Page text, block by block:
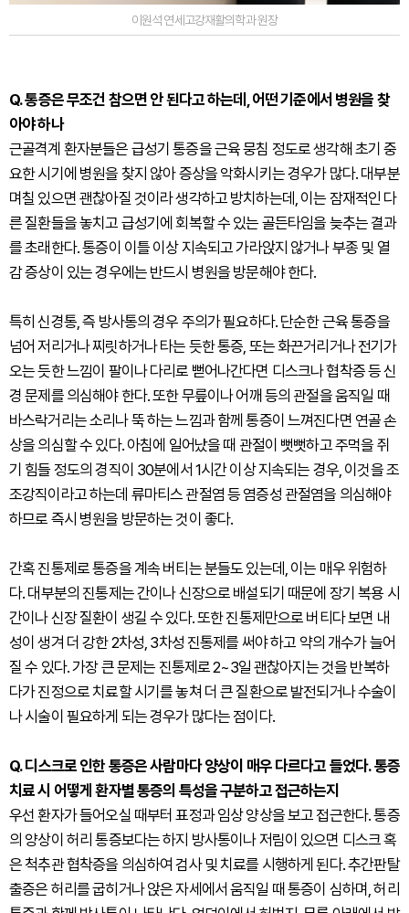
이원석 연세고강재활의학과 원장
Q. 통증은 무조건 참으면 안 된다고 하는데, 어떤 기준에서 병원을 찾
아야 하나
근골격계 환자분들은 급성기 통증을 근육 뭉침 정도로 생각해 초기 중
요한 시기에 병원을 찾지 않아 증상을 악화시키는 경우가 많다. 대부분
며칠 있으면 괜찮아질 것이라 생각하고 방치하는데, 이는 잠재적인 다
른 질환들을 놓치고 급성기에 회복할 수 있는 골든타임을 늦추는 결과
를 초래한다. 통증이 이틀 이상 지속되고 가라앉지 않거나 부종 및 열
감 증상이 있는 경우에는 반드시 병원을 방문해야 한다.
특히 신경통, 즉 방사통의 경우 주의가 필요하다. 단순한 근육 통증을
넘어 저리거나 찌릿하거나 타는 듯한 통증, 또는 화끈거리거나 전기가
오는 듯한 느낌이 팔이나 다리로 뻗어나간다면 디스크나 협착증 등 신
경 문제를 의심해야 한다. 또한 무릎이나 어깨 등의 관절을 움직일 때
바스락거리는 소리나 뚝 하는 느낌과 함께 통증이 느껴진다면 연골 손
상을 의심할 수 있다. 아침에 일어났을 때 관절이 뻣뻣하고 주먹을 쥐
기 힘들 정도의 경직이 30분에서 1시간 이상 지속되는 경우, 이것을 조
조강직이라고 하는데 류마티스 관절염 등 염증성 관절염을 의심해야
하므로 즉시 병원을 방문하는 것이 좋다.
간혹 진통제로 통증을 계속 버티는 분들도 있는데, 이는 매우 위험하
다. 대부분의 진통제는 간이나 신장으로 배설되기 때문에 장기 복용 시
간이나 신장 질환이 생길 수 있다. 또한 진통제만으로 버티다 보면 내
성이 생겨 더 강한 2차성, 3차성 진통제를 써야 하고 약의 개수가 늘어
질 수 있다. 가장 큰 문제는 진통제로 2~3일 괜찮아지는 것을 반복하
다가 진정으로 치료할 시기를 놓쳐 더 큰 질환으로 발전되거나 수술이
나 시술이 필요하게 되는 경우가 많다는 점이다.
Q. 디스크로 인한 통증은 사람마다 양상이 매우 다르다고 들었다. 통증
치료 시 어떻게 환자별 통증의 특성을 구분하고 접근하는지
우선 환자가 들어오실 때부터 표정과 임상 양상을 보고 접근한다. 통증
의 양상이 허리 통증보다는 하지 방사통이나 저림이 있으면 디스크 혹
은 척추관 협착증을 의심하여 검사 및 치료를 시행하게 된다. 추간판탈
출증은 허리를 굽히거나 앉은 자세에서 움직일 때 통증이 심하며, 허리